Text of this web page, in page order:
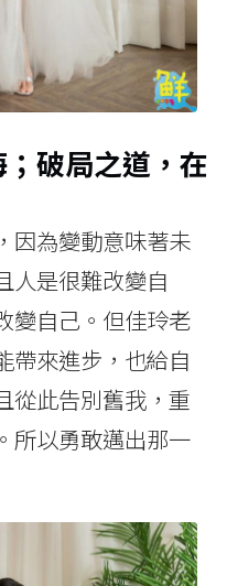
破局之道，在
因為變動意味著未
人是很難改變自
變自己。但佳玲老
帶來進步，也給自
從此告別舊我，重
所以勇敢邁出那一